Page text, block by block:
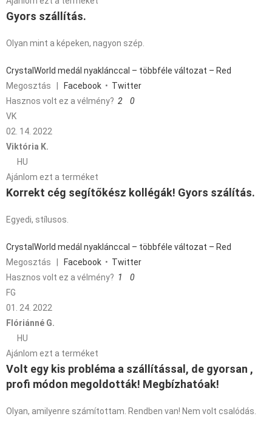
Gyors szállítás.
Olyan mint a képeken, nagyon szép.
CrystalWorld medál nyaklánccal – többféle változat – Red
Megosztás
Facebook • Twitter
Hasznos volt ez a vélmény? 2
0
VK
02. 14. 2022
Viktória K.
HU
Ajánlom ezt a terméket
Korrekt cég segítőkész kollégák! Gyors szálítás.
Egyedi, stílusos.
CrystalWorld medál nyaklánccal – többféle változat – Red
Megosztás
Facebook • Twitter
Hasznos volt ez a vélmény? 1
0
FG
01. 24. 2022
Flóriánné G.
HU
Ajánlom ezt a terméket
Volt egy kis probléma a szállítással, de gyorsan ,
profi módon megoldották! Megbízhatóak!
Olyan, amilyenre számítottam. Rendben van! Nem volt csalódás.